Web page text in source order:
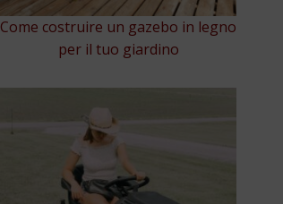
Come costruire un gazebo in legno
per il tuo giardino